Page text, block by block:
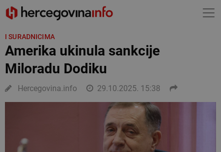
I SURADNICIMA
Amerika ukinula sankcije
Miloradu Dodiku
Hercegovina.info 29.10.2025. 15:38